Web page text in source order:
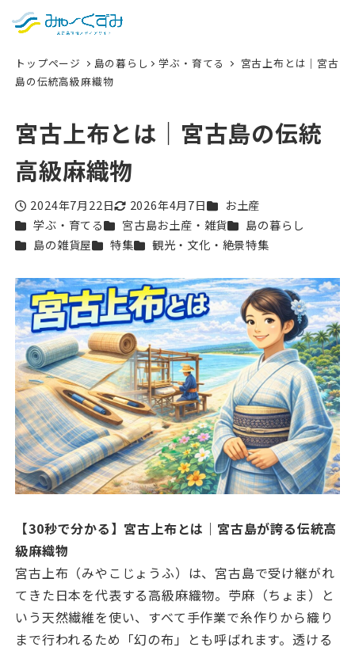
한국어
検索
トップページ 島の暮らし 学ぶ・育てる
宮古上布とは｜宮古
島の伝統高級麻織物
宮古上布とは｜宮古島の伝統
高級麻織物
投稿日
2024年7月22日
更新日
2026年4月7日カテゴリー
お土産
カテゴリー
学ぶ・育てるカテゴリー
宮古島お土産・雑貨カテゴリー
島の暮らし
カテゴリー
島の雑貨屋カテゴリー
特集カテゴリー
観光・文化・絶景特集
【30秒で分かる】宮古上布とは｜宮古島が誇る伝統高
級麻織物
宮古上布（みやこじょうふ）は、宮古島で受け継がれ
てきた日本を代表する高級麻織物。苧麻（ちょま）と
いう天然繊維を使い、すべて手作業で糸作りから織り
まで行われるため「幻の布」とも呼ばれます。透ける